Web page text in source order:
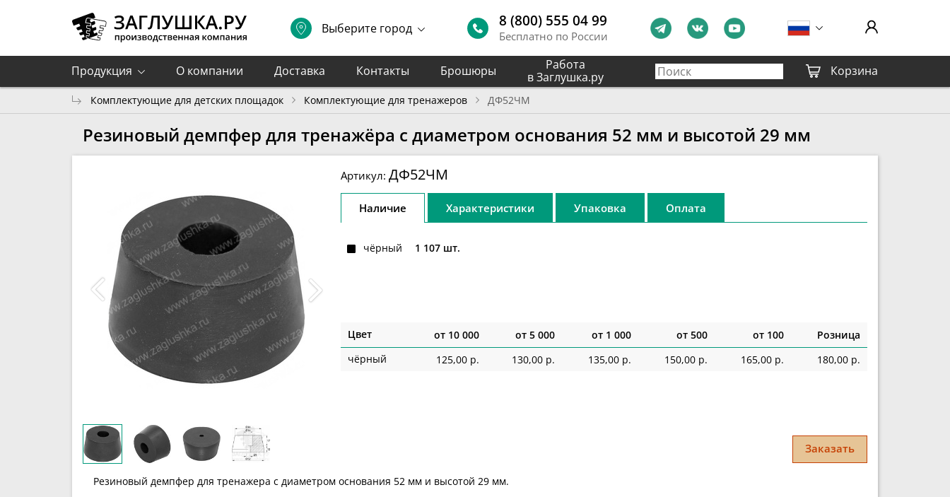
Выберите город 8 (800) 555 04 99
Бесплатно по России
Продукция О компании Доставка Контакты Брошюры
Работа
в Заглушка.ру
Корзина
Комплектующие для детских площадок Комплектующие для тренажеров ДФ52ЧМ
Резиновый демпфер для тренажёра с диаметром основания 52 мм и высотой 29 мм
Артикул: ДФ52ЧМ
Наличие Характеристики Упаковка Оплата
чёрный 1 107 шт.
Цвет от 10 000 от 5 000 от 1 000 от 500 от 100
Розница
чёрный
125,00 р. 130,00 р. 135,00 р. 150,00 р. 165,00 р. 180,00 р.
Заказать
Резиновый демпфер для тренажера с диаметром основания 52 мм и высотой 29 мм.